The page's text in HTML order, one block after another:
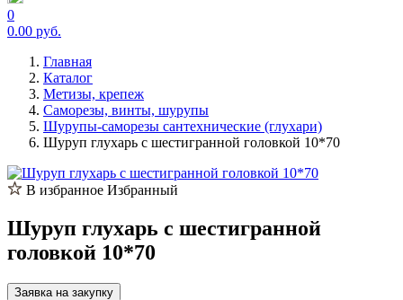
0
0.00 руб.
Главная
Каталог
Метизы, крепеж
Саморезы, винты, шурупы
Шурупы-саморезы сантехнические (глухари)
Шуруп глухарь с шестигранной головкой 10*70
В избранное Избранный
Шуруп глухарь с шестигранной
головкой 10*70
Заявка на закупку